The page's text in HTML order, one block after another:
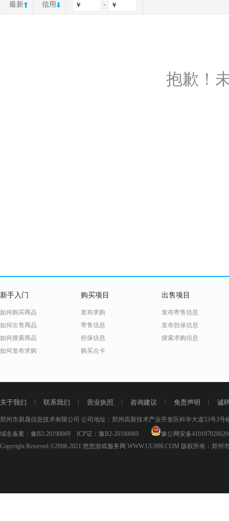
最新 信用 -
抱歉！
新手入门
如何购买商品
如何出售商品
如何搜索商品
如何发布求购
购买项目
发布求购
寄售信息
担保信息
购买点卡
出售项目
发布寄售信息
发布担保信息
搜索求购信息
关于我们 联系我们 营业执照 咨询建议 免责声明 诚
郑州市易晟信息技术有限公司 公司地址：郑州高新技术产业开发区科学大道53号3号
域名备案： 豫B2-20190069 ICP证： 豫B2-20190069
豫公网安备
Copyright Reserved ©2008-2021 悠悠游戏服务网 WWW.UU898.COM 版权所有：郑州